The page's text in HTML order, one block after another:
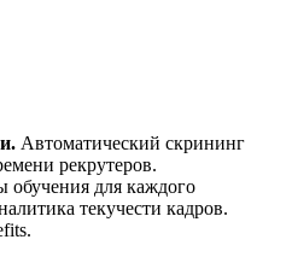
Автоматический скрининг
рекрутеров.
обучения для каждого
текучести кадров.